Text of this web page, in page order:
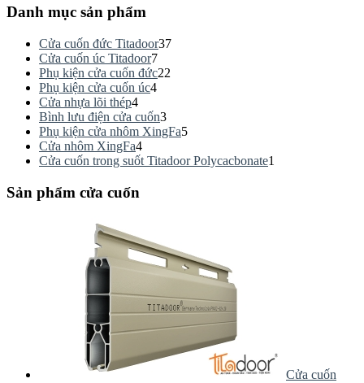
Danh mục sản phẩm
Cửa cuốn đức Titadoor37
Cửa cuốn úc Titadoor7
Phụ kiện cửa cuốn đức22
Phụ kiện cửa cuốn úc4
Cửa nhựa lõi thép4
Bình lưu điện cửa cuốn3
Phụ kiện cửa nhôm XingFa5
Cửa nhôm XingFa4
Cửa cuốn trong suốt Titadoor Polycacbonate1
Sản phẩm cửa cuốn
Cửa cuốn